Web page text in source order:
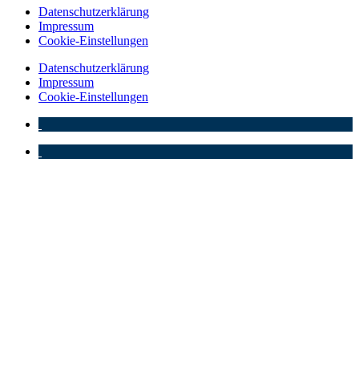
Datenschutzerklärung
Impressum
Cookie-Einstellungen
Datenschutzerklärung
Impressum
Cookie-Einstellungen